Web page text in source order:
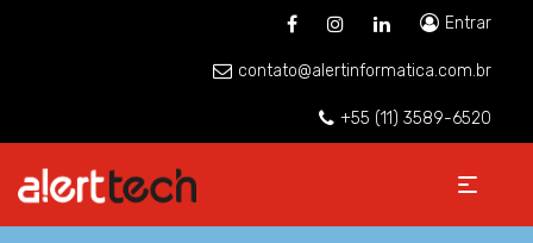
Entrar
contato@alertinformatica.com.br
+55 (11) 3589-6520